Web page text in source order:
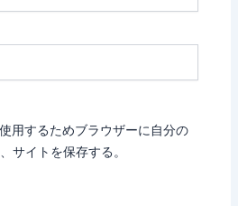
用するためブラウザーに自分の
サイトを保存する。